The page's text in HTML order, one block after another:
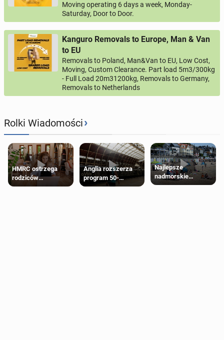
Moving operating 6 days a week, Monday-
Saturday, Door to Door.
Kanguro Removals to Europe, Man & Van
to EU
Removals to Poland, Man&Van to EU, Low Cost,
Moving, Custom Clearance. Part load 5m3/300kg
- Full Load 20m31200kg, Removals to Germany,
Removals to Netherlands
Rolki Wiadomości›
HMRC ostrzega
rodziców
pobierających Child
Anglia rozszerza
program 50-
procentowych
Najlepsze
nadmorskie
miasteczko blisko